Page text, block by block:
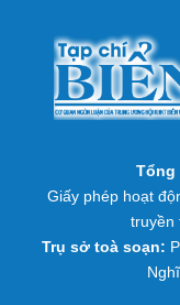
Tổng
Giấy phép hoạt
truyền
Trụ sở toà soạn: